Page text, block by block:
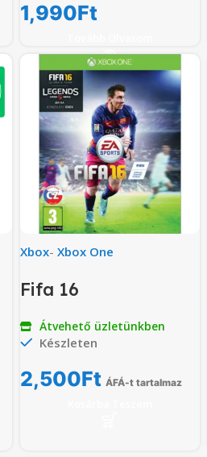
1,990Ft
Xbox- Xbox One
Fifa 16
Átvehető üzletünkben
Készleten
2,500Ft ÁFÁ-t tartalmaz